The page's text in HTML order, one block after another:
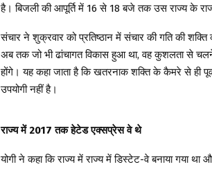
है। बिजली की आपूर्ति में 16 से 18 बजे तक उस राज्य के
संचार ने शुक्रवार को प्रतिष्ठान में संचार की गति की शक्ति
अब तक जो भी ढांचागत विकास हुआ था, वह कुशलता से
होंगे। यह कहा जाता है कि खतरनाक शक्ति के कैमरे से ही
उपयोगी नहीं है।
राज्य में 2017 तक हेटेड एक्सप्रेस वे थे
योगी ने कहा कि राज्य में राज्य में डिस्टेट-वे बनाया गया